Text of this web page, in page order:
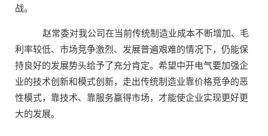
战。
赵常委对我公司在当前传统制造业成本不断增加、毛
利率较低、市场竞争激烈、发展普遍艰难的情况下，仍能保
持良好的发展势头给予了充分肯定。希望中开电气要加强企
业的技术创新和模式创新，走出传统制造业靠价格竞争的恶
性模式，靠技术、靠服务赢得市场，才能使企业实现更好更
大的发展。